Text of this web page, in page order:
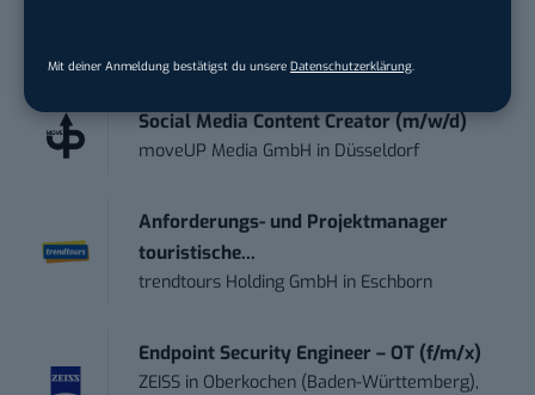
Mit deiner Anmeldung bestätigst du unsere Datenschutzerklärung
STELLENANZEIGEN
Social Media Content Creator (m/w/d)
moveUP Media GmbH in Düsseldorf
Anforderungs- und Projektmanager
touristische...
trendtours Holding GmbH in Eschborn
Endpoint Security Engineer – OT (f/m/x)
ZEISS in Oberkochen (Baden-Württemberg),